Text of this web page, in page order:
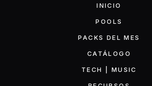
INICIO
POOLS
PACKS DEL MES
CATÁLOGO
TECH | MUSIC